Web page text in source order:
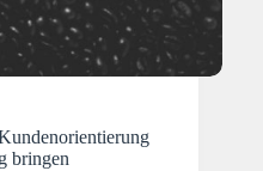
bringen